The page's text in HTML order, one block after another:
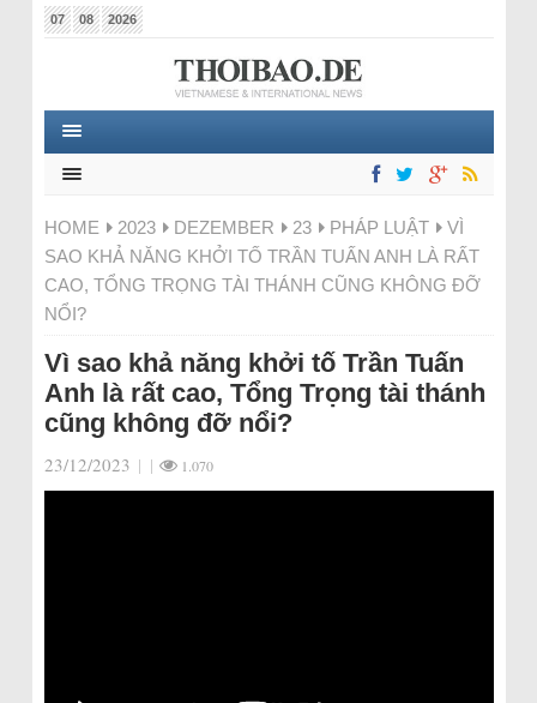
07 08 2026
HOME 2023 DEZEMBER 23 PHÁP LUẬT
VÌ
SAO KHẢ NĂNG KHỞI TỐ TRẦN TUẤN ANH LÀ RẤT
CAO, TỔNG TRỌNG TÀI THÁNH CŨNG KHÔNG ĐỠ
NỔI?
Vì sao khả năng khởi tố Trần Tuấn
Anh là rất cao, Tổng Trọng tài thánh
cũng không đỡ nổi?
23/12/2023 | | 1.070